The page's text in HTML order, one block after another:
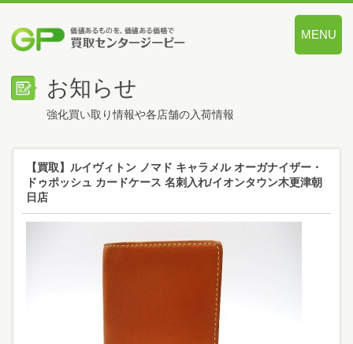
MENU
お知らせ
強化買い取り情報や各店舗の入荷情報
【買取】ルイヴィトン ノマド キャラメル オーガナイザー・
ドゥポッシュ カードケース 名刺入れ/イオンタウン木更津朝
日店